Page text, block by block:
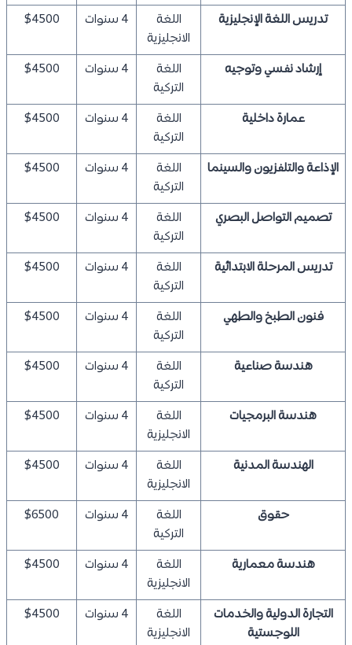
تدريس اللغة الإنجليزية
اللغة
الانجليزية
4 سنوات $4500
إرشاد نفسي وتوجيه
اللغة
التركية
4 سنوات $4500
عمارة داخلية
اللغة
التركية
4 سنوات $4500
الإذاعة والتلفزيون والسينما
اللغة
التركية
4 سنوات $4500
تصميم التواصل البصري
اللغة
التركية
4 سنوات $4500
تدريس المرحلة الابتدائية
اللغة
التركية
4 سنوات $4500
فنون الطبخ والطهي
اللغة
التركية
4 سنوات $4500
هندسة صناعية
اللغة
التركية
4 سنوات $4500
هندسة البرمجيات
اللغة
الانجليزية
4 سنوات $4500
الهندسة المدنية
اللغة
الانجليزية
4 سنوات $4500
حقوق
اللغة
التركية
4 سنوات $6500
هندسة معمارية
اللغة
الانجليزية
4 سنوات $4500
التجارة الدولية والخدمات
اللوجستية
اللغة
الانجليزية
4 سنوات $4500